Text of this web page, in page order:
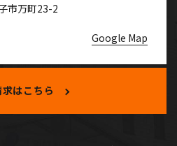
市万町23-2
Google Map
はこちら